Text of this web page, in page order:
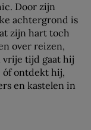
Door zijn
achtergrond is
zijn hart toch
over reizen,
vrije tijd gaat hij
óf ontdekt hij,
en kastelen in